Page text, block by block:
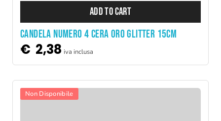
ADD TO CART
CANDELA NUMERO 4 CERA ORO GLITTER 15CM
€ 2,38 iva inclusa
Non Disponibile